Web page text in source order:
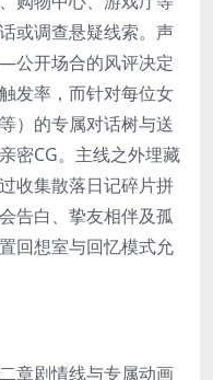
或调查悬疑线索。声
公开场合的风评决定
发率，而针对每位女
）的专属对话树与送
密CG。主线之外埋藏
收集散落日记碎片拼
告白、挚友相伴及孤
回想室与回忆模式允
章剧情线与专属动画